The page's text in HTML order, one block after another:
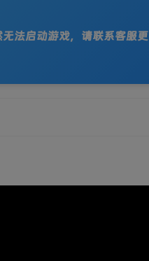
法启动游戏，请联系客服更